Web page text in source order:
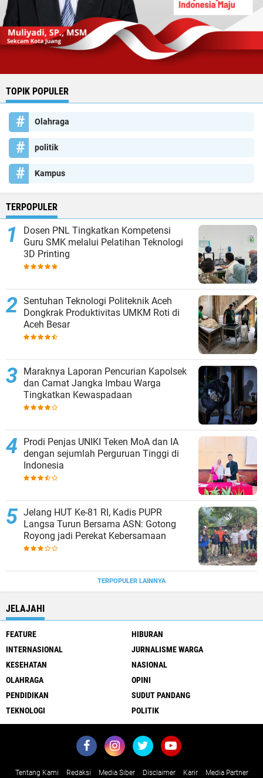
TOPIK POPULER
Olahraga
politik
Kampus
TERPOPULER
Dosen PNL Tingkatkan Kompetensi
Guru SMK melalui Pelatihan Teknologi
3D Printing
Sentuhan Teknologi Politeknik Aceh
Dongkrak Produktivitas UMKM Roti di
Aceh Besar
Maraknya Laporan Pencurian Kapolsek
dan Camat Jangka Imbau Warga
Tingkatkan Kewaspadaan
Prodi Penjas UNIKI Teken MoA dan IA
dengan sejumlah Perguruan Tinggi di
Indonesia
Jelang HUT Ke-81 RI, Kadis PUPR
Langsa Turun Bersama ASN: Gotong
Royong jadi Perekat Kebersamaan
TERPOPULER LAINNYA
JELAJAHI
FEATURE
HIBURAN
INTERNASIONAL
JURNALISME WARGA
KESEHATAN
NASIONAL
OLAHRAGA
OPINI
PENDIDIKAN
SUDUT PANDANG
TEKNOLOGI
POLITIK
Tentang Kami Redaksi Media Siber Disclaimer Karir Media Partner